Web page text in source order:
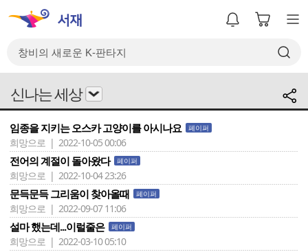
신나는 세상
임종을 지키는 오스카 고양이를 아시나요 페이퍼
희망으로 | 2022-10-05 00:06
전어의 계절이 돌아왔다 페이퍼
희망으로 | 2022-10-04 23:26
문득문득 그리움이 찾아올때 페이퍼
희망으로 | 2022-09-07 11:06
설마 했는데...이럴줄은 페이퍼
희망으로 | 2022-03-10 05:10